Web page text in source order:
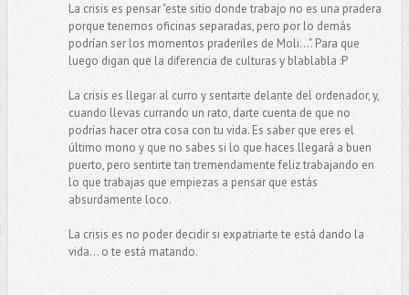
La crisis es pensar "este sitio donde trabajo no es una pradera
porque tenemos oficinas separadas, pero por lo demás
podrían ser los momentos praderiles de Moli...". Para que
luego digan que la diferencia de culturas y blablabla :P
La crisis es llegar al curro y sentarte delante del ordenador, y,
cuando llevas currando un rato, darte cuenta de que no
podrías hacer otra cosa con tu vida. Es saber que eres el
último mono y que no sabes si lo que haces llegará a buen
puerto, pero sentirte tan tremendamente feliz trabajando en
lo que trabajas que empiezas a pensar que estás
absurdamente loco.
La crisis es no poder decidir si expatriarte te está dando la
vida... o te está matando.